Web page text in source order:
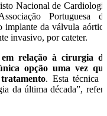
Nacional de Cardiologia
Portuguesa de
implante da válvula aórtica
invasivo, por cateter.
em relação à cirurgia de
opção uma vez que
. Esta técnica é
da última década”, refere